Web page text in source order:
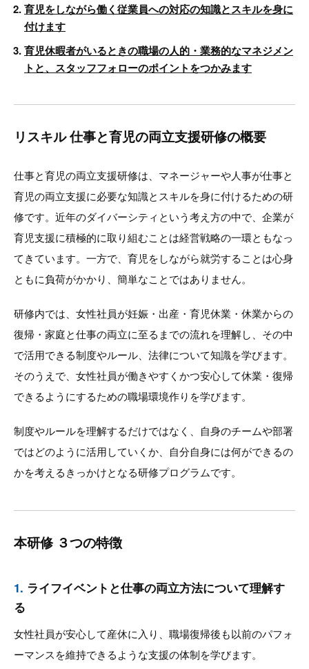
育児をしながら働く従業員への対応の知識とスキルを身に
付けます
育児休暇者がいるときの職場の人的・業務的なマネジメン
トと、スタッフフォローのポイントをつかみます
リスキル 仕事と育児の両立支援研修の概要
仕事と育児の両立支援研修は、マネージャーや人事が仕事と
育児の両立支援に必要な知識とスキルを身に付けるための研
修です。近年のダイバーシティという考え方の中で、企業が
育児支援に積極的に取り組むことは経営戦略の一環ともなっ
てきています。一方で、育児をしながら就労することは心身
ともに負荷がかかり、簡単なことではありません。
研修内では、女性社員が妊娠・出産・育児休業・休業からの
復帰・家庭と仕事の両立に至るまでの流れを理解し、その中
で活用できる制度やルール、法律について知識を学びます。
そのうえで、女性社員が働きやすくかつ安心して休業・復帰
できるようにするための職場環境作りを学びます。
制度やルールを理解するだけではなく、自身のチームや部署
ではどのように活用していくか、自分自身には何ができるの
かを考えるきっかけとなる研修プログラムです。
本研修 ３つの特徴
1. ライフイベントと仕事の両立方法について理解す
る
女性社員が安心して産休に入り、職場復帰後も以前のパフォ
ーマンスを維持できるような支援の体制を学びます。